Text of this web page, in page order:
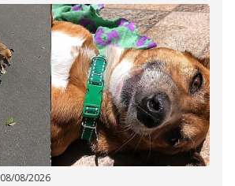
08/08/2026